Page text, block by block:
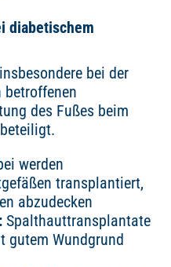
diabetischem
bei der
betroffenen
des Fußes beim
werden
transplantiert,
abzudecken
Spalthauttransplantate
gutem Wundgrund